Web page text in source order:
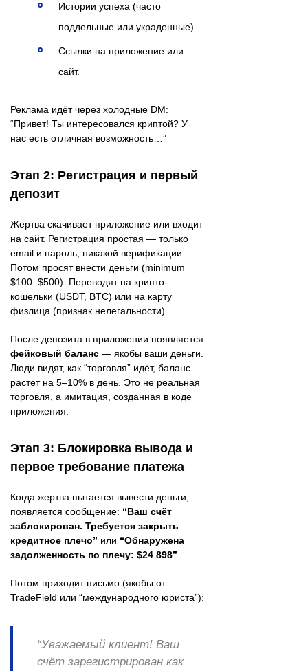
Истории успеха (часто
поддельные или украденные).
Ссылки на приложение или
сайт.
Реклама идёт через холодные DM:
“Привет! Ты интересовался криптой? У
нас есть отличная возможность…”
Этап 2: Регистрация и первый
депозит
Жертва скачивает приложение или входит
на сайт. Регистрация простая — только
email и пароль, никакой верификации.
Потом просят внести деньги (minimum
$100–$500). Переводят на крипто-
кошельки (USDT, BTC) или на карту
физлица (признак нелегальности).
После депозита в приложении появляется
фейковый баланс — якобы ваши деньги.
Люди видят, как “торговля” идёт, баланс
растёт на 5–10% в день. Это не реальная
торговля, а имитация, созданная в коде
приложения.
Этап 3: Блокировка вывода и
первое требование платежа
Когда жертва пытается вывести деньги,
появляется сообщение: “Ваш счёт
заблокирован. Требуется закрыть
кредитное плечо” или “Обнаружена
задолженность по плечу: $24 898”
Потом приходит письмо (якобы от
TradeField или “международного юриста”):
“Уважаемый клиент! Ваш
счёт зарегистрирован как